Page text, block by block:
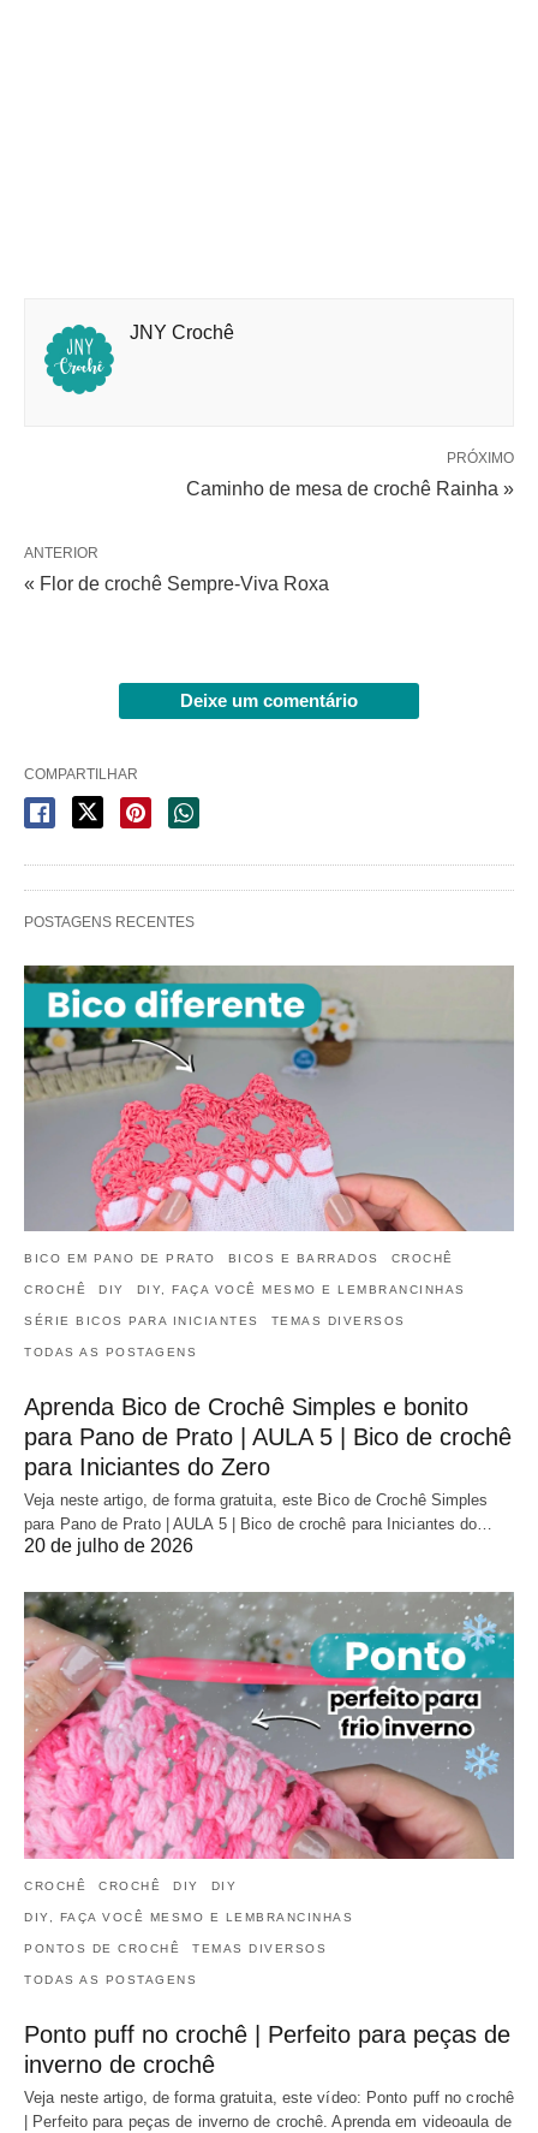
JNY Crochê
PRÓXIMO
Caminho de mesa de crochê Rainha »
ANTERIOR
« Flor de crochê Sempre-Viva Roxa
Deixe um comentário
COMPARTILHAR
POSTAGENS RECENTES
BICO EM PANO DE PRATO BICOS E BARRADOS CROCHÊ
CROCHÊ DIY DIY, FAÇA VOCÊ MESMO E LEMBRANCINHAS
SÉRIE BICOS PARA INICIANTES TEMAS DIVERSOS
TODAS AS POSTAGENS
Aprenda Bico de Crochê Simples e bonito
para Pano de Prato | AULA 5 | Bico de crochê
para Iniciantes do Zero
Veja neste artigo, de forma gratuita, este Bico de Crochê Simples
para Pano de Prato | AULA 5 | Bico de crochê para Iniciantes do…
20 de julho de 2026
CROCHÊ CROCHÊ DIY DIY
DIY, FAÇA VOCÊ MESMO E LEMBRANCINHAS
PONTOS DE CROCHÊ TEMAS DIVERSOS
TODAS AS POSTAGENS
Ponto puff no crochê | Perfeito para peças de
inverno de crochê
Veja neste artigo, de forma gratuita, este vídeo: Ponto puff no crochê
| Perfeito para peças de inverno de crochê. Aprenda em videoaula de